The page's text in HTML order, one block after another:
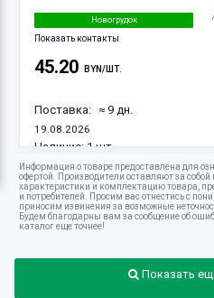
Новогрудок
Показать контакты
45.20 BYN/ШТ.
Поставка: ≈ 9 дн.
19.08.2026
Наличие: 1 шт.
Информация о товаре предоставлена для
офертой. Производители оставляют за
характеристики и комплектацию товара,
и потребителей. Просим вас отнестись с
приносим извинения за возможные
Будем благодарны вам за сообщение об
каталог еще точнее!
Показать